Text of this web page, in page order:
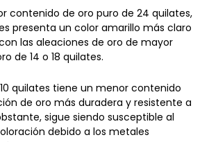
presenta un color amarillo más claro
las aleaciones de oro de mayor
de 14 o 18 quilates.
de oro más duradera y resistente a
sigue siendo susceptible al
debido a los metales